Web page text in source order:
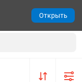
Открыть